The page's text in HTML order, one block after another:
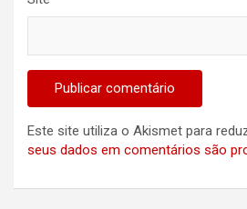
Este site utiliza o Akismet para
seus dados em comentários são